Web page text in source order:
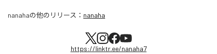
nanahaの他のリリース： nanaha
https://linktr.ee/nanaha7